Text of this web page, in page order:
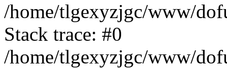
/home/tlgexyzjgc/www/
Stack trace: #0
/home/tlgexyzjgc/www/